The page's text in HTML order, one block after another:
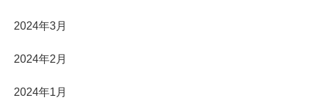
2024年3月
2024年2月
2024年1月